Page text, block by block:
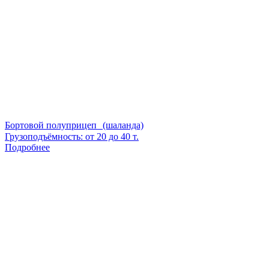
Бортовой полуприцеп (шаланда)
Грузоподъёмность: от 20 до 40 т.
Подробнее